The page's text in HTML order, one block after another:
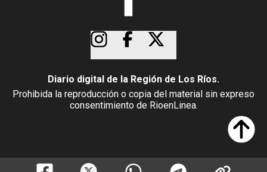
Diario digital de la Región de Los Ríos.
Prohibida la reproducción o copia del material sin expreso
consentimiento de RioenLinea.